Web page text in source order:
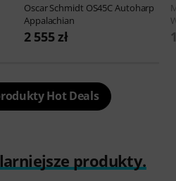
Oscar Schmidt OS45C Autoharp
Appalachian
2 555 zł
Hot Deals
produkty.